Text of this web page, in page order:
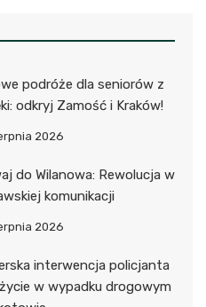
podróże dla seniorów z
odkryj Zamość i Kraków!
2026
do Wilanowa: Rewolucja w
komunikacji
2026
interwencja policjanta
w wypadku drogowym